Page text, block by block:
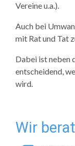
Vereine u.a.).
Auch bei
mit Rat und Tat
Dabei ist neben
entscheidend,
wird.
Wir